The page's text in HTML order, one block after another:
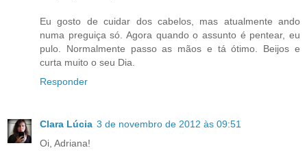
Eu gosto de cuidar dos cabelos, mas atualmente ando
numa preguiça só. Agora quando o assunto é pentear, eu
pulo. Normalmente passo as mãos e tá ótimo. Beijos e
curta muito o seu Dia.
Responder
Clara Lúcia 3 de novembro de 2012 às 09:51
Oi, Adriana!